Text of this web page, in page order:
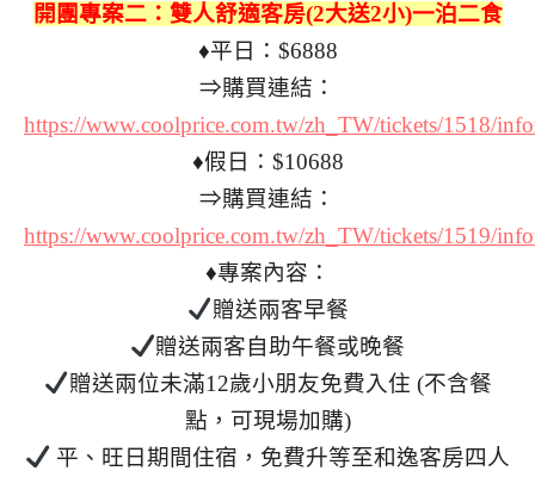
開團專案二：雙人舒適客房(2大送2小)一泊二食
♦平日：$6888
⇒購買連結：
https://www.coolprice.com.tw/zh_TW/tickets/1518/
♦假日：$10688
⇒購買連結：
https://www.coolprice.com.tw/zh_TW/tickets/1519/
♦專案內容：
贈送兩客早餐
贈送兩客自助午餐或晚餐
贈送兩位未滿12歲小朋友免費入住 (不含餐
點，可現場加購)
平、旺日期間住宿，免費升等至和逸客房四人